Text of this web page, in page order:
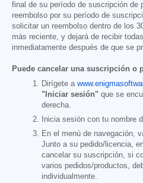
final de su período de suscripción de
reembolso por su período de
solicitar un reembolso dentro de los
más reciente, y dejará de recibir
inmediatamente después de que se
Puede cancelar una suscripción o
Dirígete a
"Iniciar sesión" que se
derecha.
Inicia sesión con tu nombre
En el menú de navegación,
Junto a su pedido/licencia,
cancelar su suscripción, si
varios pedidos/productos,
individualmente.